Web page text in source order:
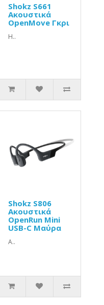
Shokz S661
Ακουστικά
OpenMove Γκρι
H..
Shokz S806
Ακουστικά
OpenRun Mini
USB-C Μαύρα
Α..